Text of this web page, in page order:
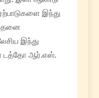
இந்து
இந்து
டத்தோ ஆர்.எஸ்.